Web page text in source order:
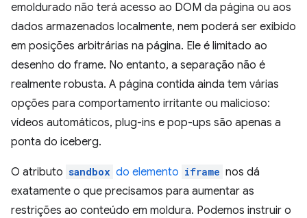
emoldurado não terá acesso ao DOM da página ou aos
dados armazenados localmente, nem poderá ser exibido
em posições arbitrárias na página. Ele é limitado ao
desenho do frame. No entanto, a separação não é
realmente robusta. A página contida ainda tem várias
opções para comportamento irritante ou malicioso:
vídeos automáticos, plug-ins e pop-ups são apenas a
ponta do iceberg.
O atributo sandbox do elemento iframe nos dá
exatamente o que precisamos para aumentar as
restrições ao conteúdo em moldura. Podemos instruir o